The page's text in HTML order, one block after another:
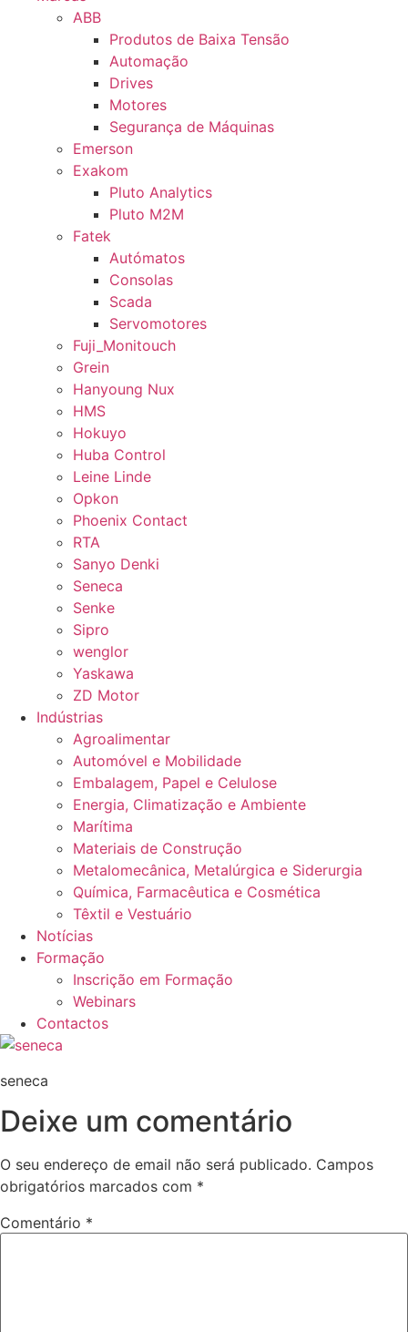
ABB
Produtos de Baixa Tensão
Automação
Drives
Motores
Segurança de Máquinas
Emerson
Exakom
Pluto Analytics
Pluto M2M
Fatek
Autómatos
Consolas
Scada
Servomotores
Fuji_Monitouch
Grein
Hanyoung Nux
HMS
Hokuyo
Huba Control
Leine Linde
Opkon
Phoenix Contact
RTA
Sanyo Denki
Seneca
Senke
Sipro
wenglor
Yaskawa
ZD Motor
Indústrias
Agroalimentar
Automóvel e Mobilidade
Embalagem, Papel e Celulose
Energia, Climatização e Ambiente
Marítima
Materiais de Construção
Metalomecânica, Metalúrgica e Siderurgia
Química, Farmacêutica e Cosmética
Têxtil e Vestuário
Notícias
Formação
Inscrição em Formação
Webinars
Contactos
seneca
Deixe um comentário
O seu endereço de email não será publicado. Campos
obrigatórios marcados com *
Comentário *